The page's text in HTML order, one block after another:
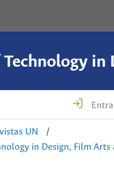
UN
/
in Design, Film Arts